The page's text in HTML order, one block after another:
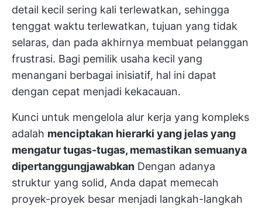
detail kecil sering kali terlewatkan, sehingga
tenggat waktu terlewatkan, tujuan yang tidak
selaras, dan pada akhirnya membuat pelanggan
frustrasi. Bagi pemilik usaha kecil yang
menangani berbagai inisiatif, hal ini dapat
dengan cepat menjadi kekacauan.
Kunci untuk mengelola alur kerja yang kompleks
adalah menciptakan hierarki yang jelas yang
mengatur tugas-tugas, memastikan semuanya
dipertanggungjawabkan Dengan adanya
struktur yang solid, Anda dapat memecah
proyek-proyek besar menjadi langkah-langkah